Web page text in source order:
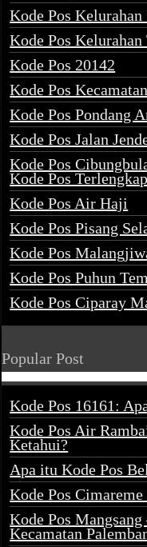
Kode Pos
Kode Pos Kelurahan
Kode Pos 20142
Kode Pos
Kode Pos Pondang
Kode Pos Jalan
Kode Pos
Kode Pos Terlengkap
Kode Pos Air Haji
Kode Pos Pisang
Kode Pos
Kode Pos Puhun
Kode Pos Ciparay
Popular Post
Kode Pos 16161:
Kode Pos Air
Ketahui?
Apa itu Kode Pos
Kode Pos
Kode Pos
Kecamatan